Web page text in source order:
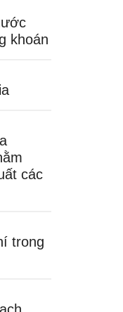
khoán
các
trong